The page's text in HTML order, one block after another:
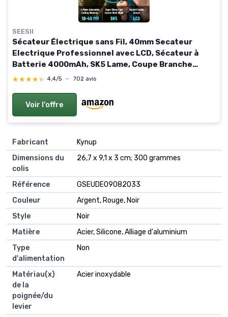
SEESII
Sécateur Électrique sans Fil, 40mm Secateur
Electrique Professionnel avec LCD, Sécateur à
Batterie 4000mAh, SK5 Lame, Coupe Branche
Electrique le jardinage, les arbres fruitiers et le
★★★★★
★★★★★ 4,4/5 — 702 avis
Voir l'offre
Fabricant
‎Kynup
Dimensions du
colis
‎26,7 x 9,1 x 3 cm; 300 grammes
Référence
‎GSEUDE09082033
Couleur
‎Argent, Rouge, Noir
Style
‎Noir
Matière
‎Acier, Silicone, Alliage d'aluminium
Type
d'alimentation
‎Non
Matériau(x)
de la
poignée/du
levier
‎Acier inoxydable